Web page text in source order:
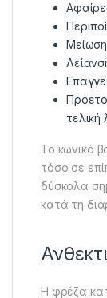
τελική
Το κωνικό
τόσο σε
δύσκολα
κατά τη
Η φρέζα